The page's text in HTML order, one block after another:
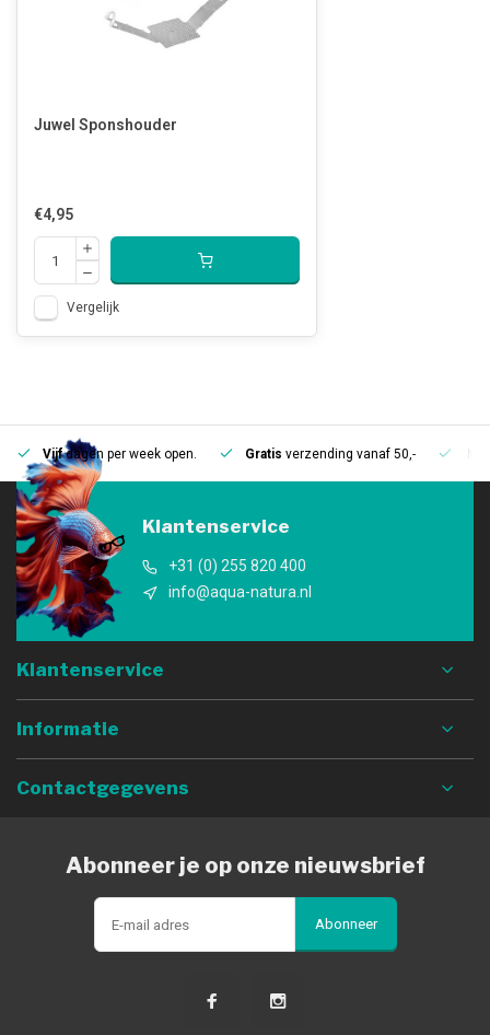
Juwel Sponshouder
€4,95
Vergelijk
Vijfdagen per week open. Gratis verzending vanaf 50,-
Klantenservice
+31 (0) 255 820 400
info@aqua-natura.nl
Klantenservice
Informatie
Contactgegevens
Abonneer je op onze nieuwsbrief
Abonneer